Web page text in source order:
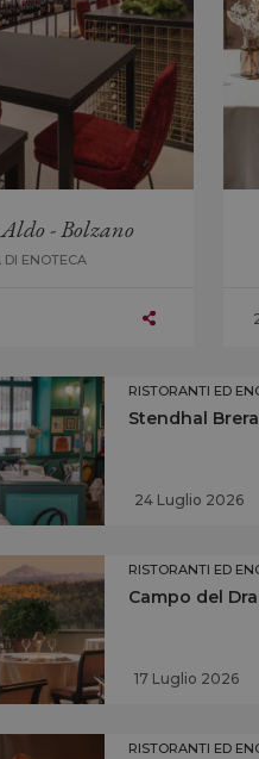
- Bolzano
DI ENOTECA
RISTORANTI ED
Stendhal
24 Luglio 2026
RISTORANTI ED
Campo del
17 Luglio 2026
RISTORANTI ED